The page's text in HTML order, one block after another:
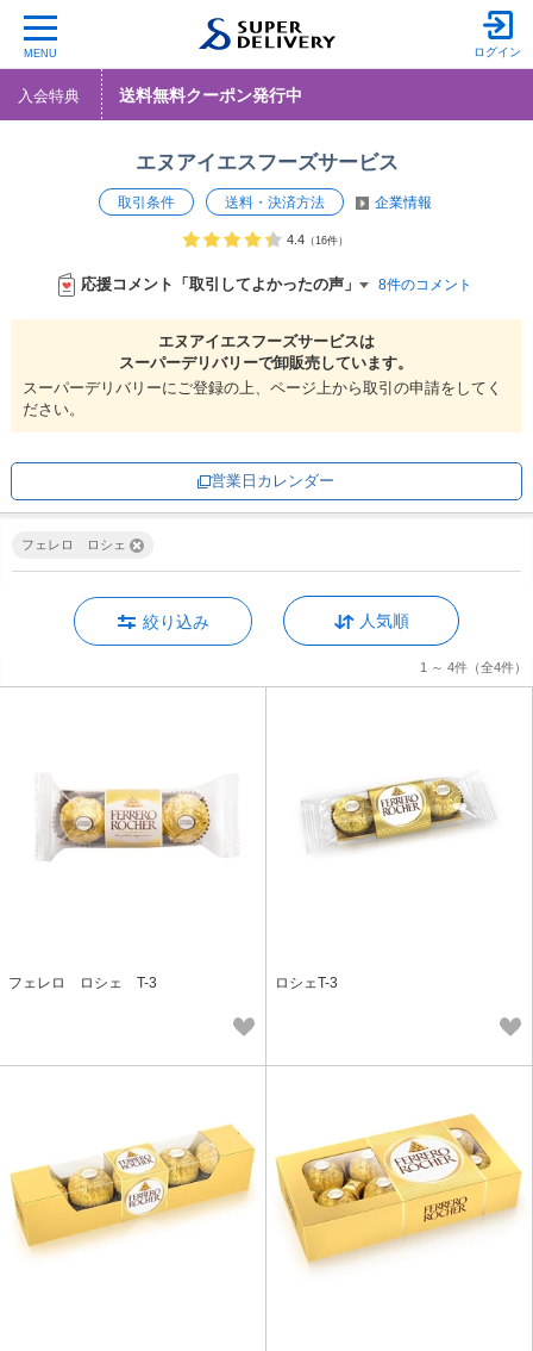
MENU ログイン
入会特典 送料無料クーポン発行中
エヌアイエスフーズサービス
取引条件 送料・決済方法 企業情報
4.4 （16件）
応援コメント「取引してよかったの声」 8件のコメント
エヌアイエスフーズサービスは
スーパーデリバリーで卸販売しています。
スーパーデリバリーにご登録の上、ページ上から取引の申請をしてく
ださい。
営業日カレンダー
フェレロ ロシェ
絞り込み 人気順
1 ～ 4件 （全4件）
フェレロ ロシェ T-3 ロシェT-3